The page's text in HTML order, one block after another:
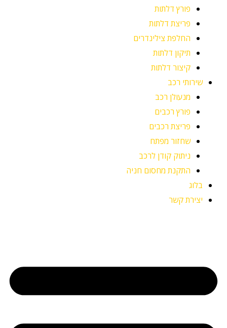
פורץ דלתות
פריצת דלתות
החלפת צילינדרים
תיקון דלתות
קיצור דלתות
שירותי רכב
מנעולן רכב
פורץ רכבים
פריצת רכבים
שחזור מפתח
ניתוק קודן לרכב
התקנת מחסום חניה
בלוג
יצירת קשר